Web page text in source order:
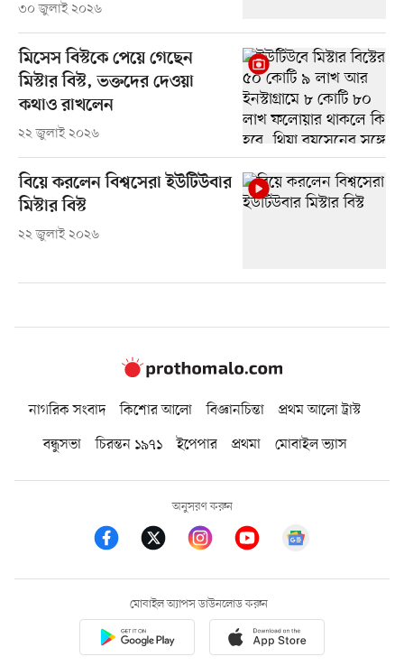
৩০ জুলাই ২০২৬
মিসেস বিস্টকে পেয়ে গেছেন
মিস্টার বিস্ট, ভক্তদের দেওয়া
কথাও রাখলেন
২২ জুলাই ২০২৬
বিয়ে করলেন বিশ্বসেরা ইউটিউবার
মিস্টার বিস্ট
২২ জুলাই ২০২৬
নাগরিক সংবাদ কিশোর আলো বিজ্ঞানচিন্তা
প্রথম আলো ট্রাস্ট
বন্ধুসভা
চিরন্তন ১৯৭১ ইপেপার প্রথমা মোবাইল ভ্যাস
অনুসরণ করুন
মোবাইল অ্যাপস ডাউনলোড করুন